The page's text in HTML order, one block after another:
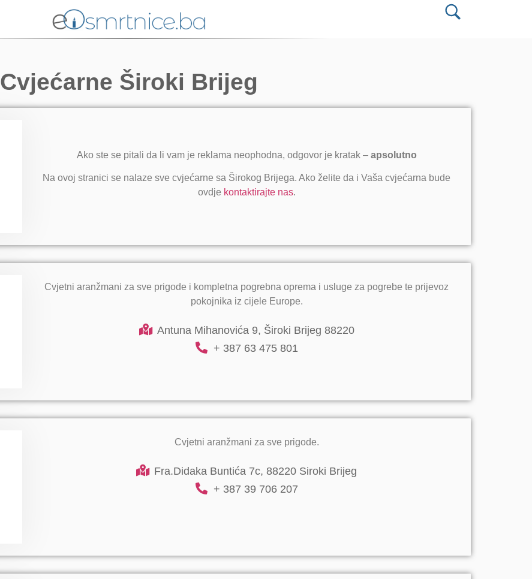
Cvjećarne Široki Brijeg
Ako ste se pitali da li vam je reklama neophodna, odgovor je kratak ‒ apsolutno
Na ovoj stranici se nalaze sve cvjećarne sa Širokog Brijega. Ako želite da i Vaša cvjećarna bude
ovdje kontaktirajte nas.
Cvjetni aranžmani za sve prigode i kompletna pogrebna oprema i usluge za pogrebe te prijevoz
pokojnika iz cijele Europe.
Antuna Mihanovića 9, Široki Brijeg 88220
+ 387 63 475 801
Cvjetni aranžmani za sve prigode.
Fra.Didaka Buntića 7c, 88220 Siroki Brijeg
+ 387 39 706 207